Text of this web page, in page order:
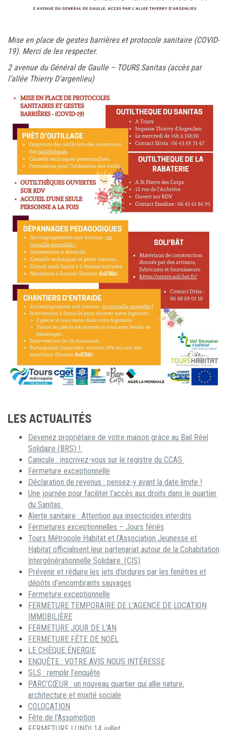
Mise en place de gestes barrières et protocole sanitaire (COVID-
19). Merci de les respecter.
2 avenue du Général de Gaulle – TOURS Sanitas (accès par
l’allée Thierry D’argenlieu)
LES ACTUALITÉS
Devenez propriétaire de votre maison grâce au Bail Réel
Solidaire (BRS) !
Canicule : inscrivez-vous sur le registre du CCAS
Fermeture exceptionnelle
Déclaration de revenus : pensez-y avant la date limite !
Une journée pour faciliter l’accès aux droits dans le quartier
du Sanitas
Alerte sanitaire : Attention aux insecticides interdits
Fermetures exceptionnelles – Jours fériés
Tours Métropole Habitat et l’Association Jeunesse et
Habitat officialisent leur partenariat autour de la Cohabitation
Intergénérationnelle Solidaire. (CIS)
Prévenir et réduire les jets d’ordures par les fenêtres et
dépôts d’encombrants sauvages
Fermeture exceptionnelle
FERMETURE TEMPORAIRE DE L’AGENCE DE LOCATION
IMMOBILIÈRE
FERMETURE JOUR DE L’AN
FERMETURE FÊTE DE NOËL
LE CHÈQUE ÉNERGIE
ENQUÊTE : VOTRE AVIS NOUS INTÉRESSE
SLS : remplir l’enquête
PARC’CŒUR : un nouveau quartier qui allie nature,
architecture et mixité sociale
COLOCATION
Fête de l’Assomption